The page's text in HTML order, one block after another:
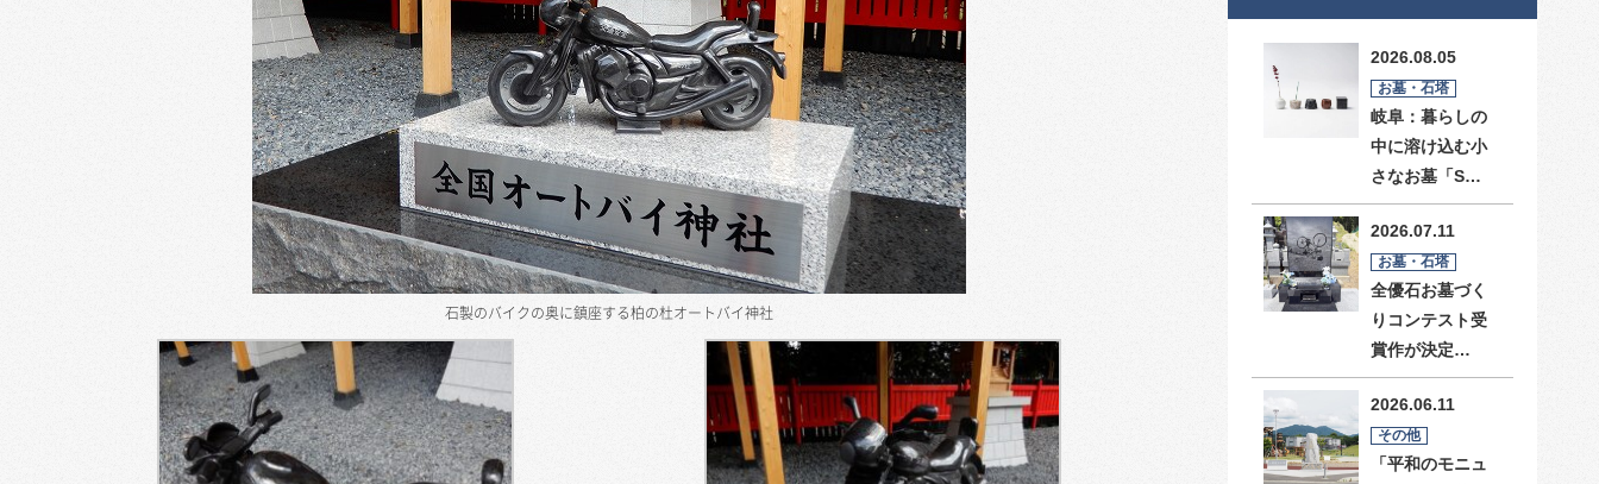
石製のバイクの奥に鎮座する柏の杜オートバイ神社
2026.08.05
お墓・石塔
岐阜：暮らしの
中に溶け込む小
さなお墓「S…
2026.07.11
お墓・石塔
全優石お墓づく
りコンテスト受
賞作が決定…
2026.06.11
その他
「平和のモニュ